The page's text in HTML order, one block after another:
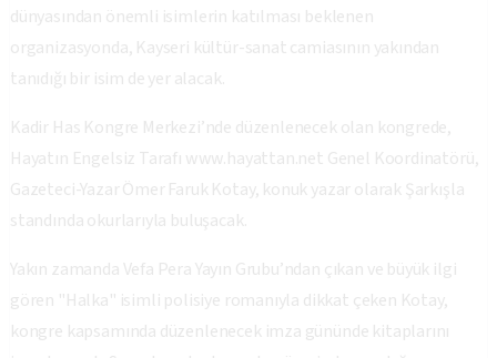
dünyasından önemli isimlerin katılması beklenen
organizasyonda, Kayseri kültür-sanat camiasının yakından
tanıdığı bir isim de yer alacak.
​Kadir Has Kongre Merkezi’nde düzenlenecek olan kongrede,
Hayatın Engelsiz Tarafı www.hayattan.net Genel Koordinatörü,
Gazeteci-Yazar Ömer Faruk Kotay, konuk yazar olarak Şarkışla
standında okurlarıyla buluşacak.
​Yakın zamanda Vefa Pera Yayın Grubu’ndan çıkan ve büyük ilgi
gören "Halka" isimli polisiye romanıyla dikkat çeken Kotay,
kongre kapsamında düzenlenecek imza gününde kitaplarını